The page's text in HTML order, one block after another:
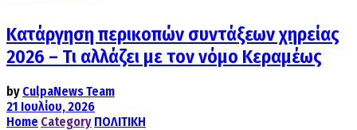
Κατάργηση περικοπών συντάξεων χηρείας
2026 – Τι αλλάζει με τον νόμο Κεραμέως
by CulpaNews Team
21 Ιουλίου, 2026
Home Category ΠΟΛΙΤΙΚΗ